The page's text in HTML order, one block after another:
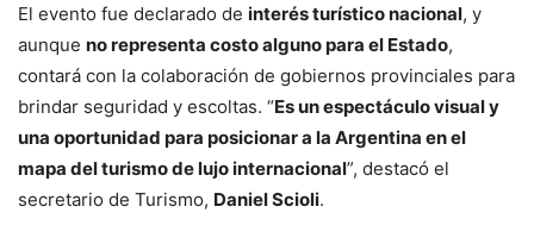
El evento fue declarado de interés turístico nacional, y
aunque no representa costo alguno para el Estado,
contará con la colaboración de gobiernos provinciales para
brindar seguridad y escoltas. “Es un espectáculo visual y
una oportunidad para posicionar a la Argentina en el
mapa del turismo de lujo internacional”, destacó el
secretario de Turismo, Daniel Scioli.